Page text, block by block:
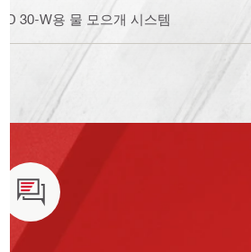
DD 30-W용 물 모으개 시스템